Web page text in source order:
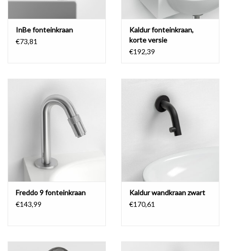
InBe fonteinkraan
€73,81
Kaldur fonteinkraan,
korte versie
€192,39
Freddo 9 fonteinkraan
€143,99
Kaldur wandkraan zwart
€170,61